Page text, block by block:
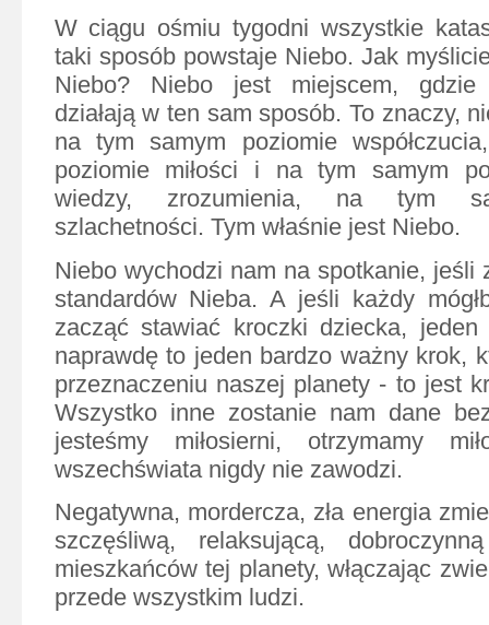
W ciągu ośmiu tygodni wszystkie
taki sposób powstaje Niebo. Jak
Niebo? Niebo jest miejscem, gdzie
działają w ten sam sposób. To znaczy,
na tym samym poziomie
poziomie miłości i na tym samym
wiedzy, zrozumienia, na tym
szlachetności. Tym właśnie jest Niebo.
Niebo wychodzi nam na spotkanie, jeśli
standardów Nieba. A jeśli każdy
zacząć stawiać kroczki dziecka,
naprawdę to jeden bardzo ważny krok,
przeznaczeniu naszej planety - to jest
Wszystko inne zostanie nam dane
jesteśmy miłosierni, otrzymamy
wszechświata nigdy nie zawodzi.
Negatywna, mordercza, zła energia
szczęśliwą, relaksującą,
mieszkańców tej planety, włączając
przede wszystkim ludzi.